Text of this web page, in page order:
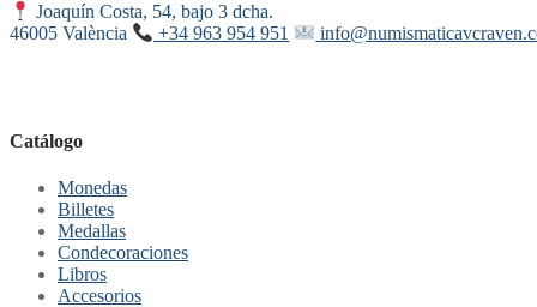
Joaquín Costa, 54, bajo 3 dcha.
46005 València
+34 963 954 951
Catálogo
Monedas
Billetes
Medallas
Condecoraciones
Libros
Accesorios